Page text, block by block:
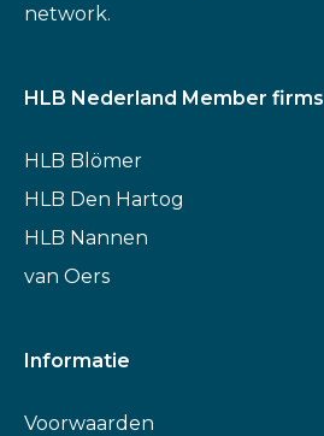
network.
HLB Nederland Member firms
HLB Blömer
HLB Den Hartog
HLB Nannen
van Oers
Informatie
Voorwaarden